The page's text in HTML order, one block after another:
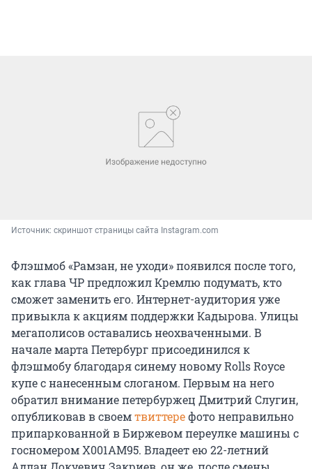
Источник: скриншот страницы сайта Instagram.com
Флэшмоб «Рамзан, не уходи» появился после того,
как глава ЧР предложил Кремлю подумать, кто
сможет заменить его. Интернет-аудитория уже
привыкла к акциям поддержки Кадырова. Улицы
мегаполисов оставались неохваченными. В
начале марта Петербург присоединился к
флэшмобу благодаря синему новому Rolls Royce
купе с нанесенным слоганом. Первым на него
обратил внимание петербуржец Дмитрий Слугин,
опубликовав в своемтвиттерефото неправильно
припаркованной в Биржевом переулке машины с
госномером Х001АМ95. Владеет ею 22-летний